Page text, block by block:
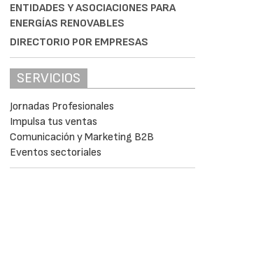
ENTIDADES Y ASOCIACIONES PARA
ENERGÍAS RENOVABLES
DIRECTORIO POR EMPRESAS
SERVICIOS
Jornadas Profesionales
Impulsa tus ventas
Comunicación y Marketing B2B
Eventos sectoriales